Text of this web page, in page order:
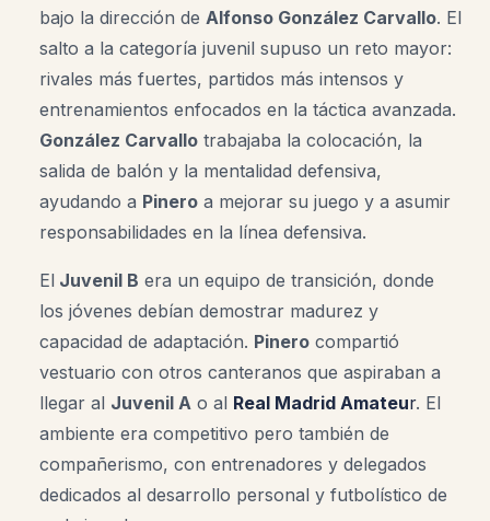
bajo la dirección de Alfonso González Carvallo. El
salto a la categoría juvenil supuso un reto mayor:
rivales más fuertes, partidos más intensos y
entrenamientos enfocados en la táctica avanzada.
González Carvallo trabajaba la colocación, la
salida de balón y la mentalidad defensiva,
ayudando a Pinero a mejorar su juego y a asumir
responsabilidades en la línea defensiva.
El Juvenil B era un equipo de transición, donde
los jóvenes debían demostrar madurez y
capacidad de adaptación. Pinero compartió
vestuario con otros canteranos que aspiraban a
llegar al Juvenil A o al Real Madrid Amateur. El
ambiente era competitivo pero también de
compañerismo, con entrenadores y delegados
dedicados al desarrollo personal y futbolístico de